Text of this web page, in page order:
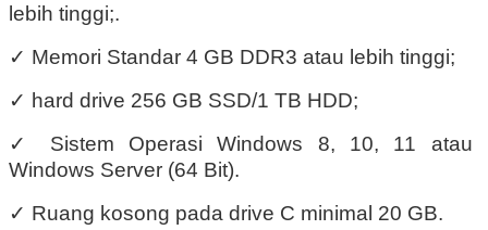
lebih tinggi;.
✓ Memori Standar 4 GB DDR3 atau lebih tinggi;
✓ hard drive 256 GB SSD/1 TB HDD;
✓
Sistem Operasi Windows 8, 10, 11 atau
Windows Server (64 Bit).
✓ Ruang kosong pada drive C minimal 20 GB.